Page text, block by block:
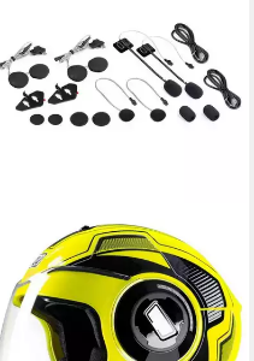
MIDLAND
Funkgerät BT Mini Bluetooth
Twinset
200,79 €
18,34 €mtl. in 12 Raten
lieferbar - in 2-3 Werktagen bei dir